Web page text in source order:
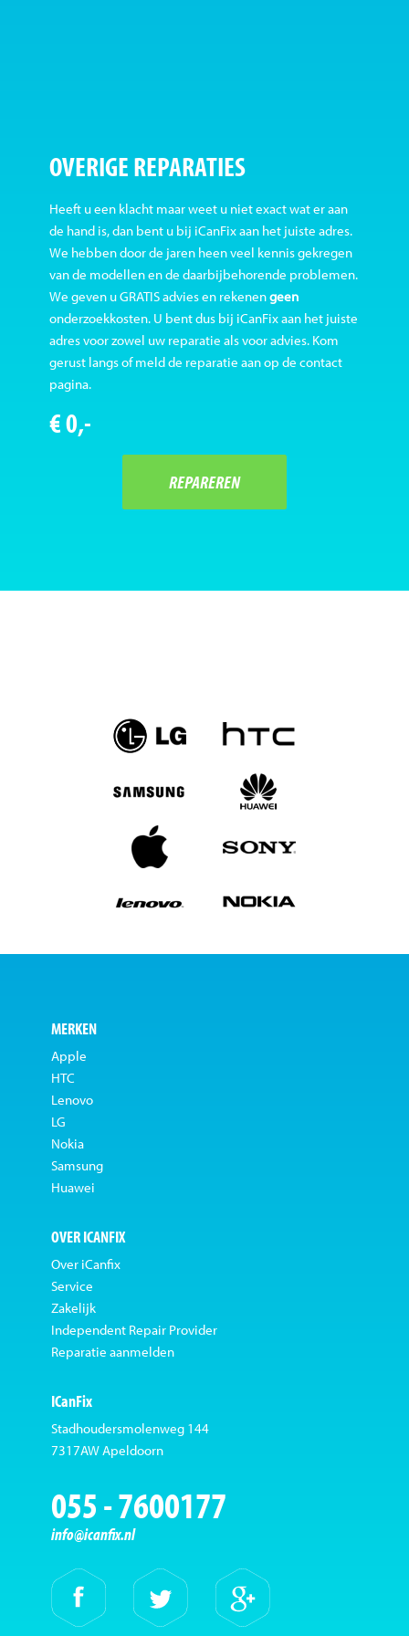
OVERIGE REPARATIES
Heeft u een klacht maar weet u niet exact wat er aan
de hand is, dan bent u bij iCanFix aan het juiste adres.
We hebben door de jaren heen veel kennis gekregen
van de modellen en de daarbijbehorende problemen.
We geven u GRATIS advies en rekenengeen
onderzoekkosten. U bent dus bij iCanFix aan het juiste
adres voor zowel uw reparatie als voor advies. Kom
gerust langs of meld de reparatie aan op de contact
pagina.
€ 0,-
REPAREREN
MERKEN
Apple
HTC
Lenovo
LG
Nokia
Samsung
Huawei
OVER ICANFIX
Over iCanfix
Service
Zakelijk
Independent Repair Provider
Reparatie aanmelden
ICanFix
Stadhoudersmolenweg 144
7317AW Apeldoorn
055 - 7600177
info@icanfix.nl